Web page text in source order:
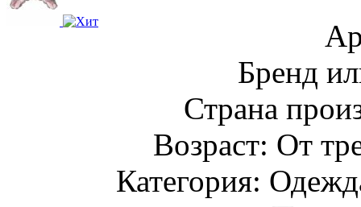
Бренд
Страна
Возраст: От
Категория: